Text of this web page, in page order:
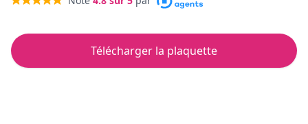
Télécharger la plaquette